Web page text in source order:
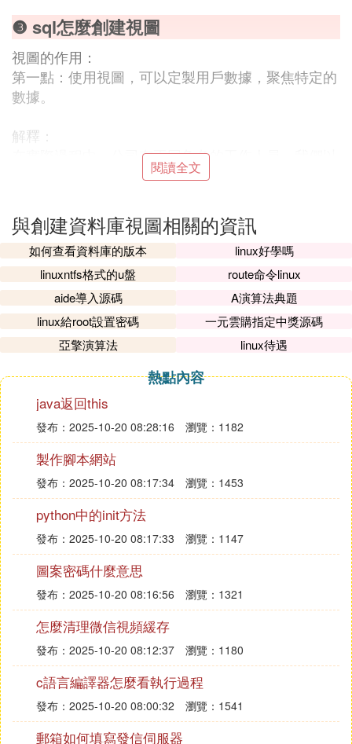
❸ sql怎麼創建視圖
視圖的作用：
第一點：使用視圖，可以定製用戶數據，聚焦特定的
數據。
解釋：
在實際過程中，公司有不同角色的工作人員，我們以
關的數據，對他沒
有任何意義，我們可以根據這一實際情況，專門為采
購人員創建一個視
圖，以後他在查詢數據時，只需select * from view_c
aigou 就
可以啦。
第二點：使用視圖，可以簡化數據操作。
解釋：我們在使用查詢時，在很多時候我們要使用聚
合函數，同時還要
顯示其它欄位的信息，可能還會需要關聯到其它表，
這時寫的語句可能
會很長，如果這個動作頻繁發生的話，我們可以創建
視圖，這以後，我
們只需要select * from view1就可以啦～，是不是很
方便呀～
第三點：使用視圖，基表中的數據就有了一定的安全
解釋：
因為視圖是虛擬的，物理上是不存在的，只是存儲了
數據的集合，我們可以
將基表中重要的欄位信息，可以不通過視圖給用戶，
視圖是動態的數據的集
合，數據是隨著基表的更新而更新。同時，用戶對視
閱讀全文
與創建資料庫視圖相關的資訊
如何查看資料庫的版本
linux好學嗎
linuxntfs格式的u盤
route命令linux
aide導入源碼
A演算法典題
linux給root設置密碼
一元雲購指定中獎源碼
亞擎演算法
linux待遇
熱點內容
java返回this
發布：2025-10-20 08:28:16 瀏覽：1182
製作腳本網站
發布：2025-10-20 08:17:34 瀏覽：1453
python中的init方法
發布：2025-10-20 08:17:33 瀏覽：1147
圖案密碼什麼意思
發布：2025-10-20 08:16:56 瀏覽：1321
怎麼清理微信視頻緩存
發布：2025-10-20 08:12:37 瀏覽：1180
c語言編譯器怎麼看執行過程
發布：2025-10-20 08:00:32 瀏覽：1541
郵箱如何填寫發信伺服器